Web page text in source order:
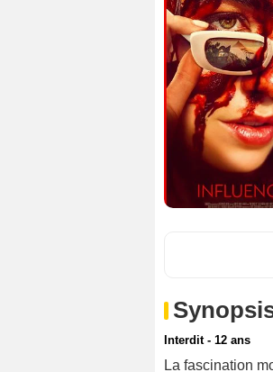
Interdit - 12 ans
La fascination